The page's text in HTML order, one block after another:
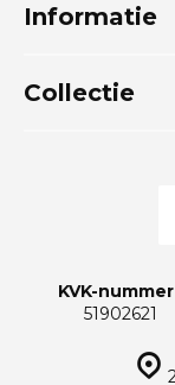
Informatie
Collectie
KVK-
51902621